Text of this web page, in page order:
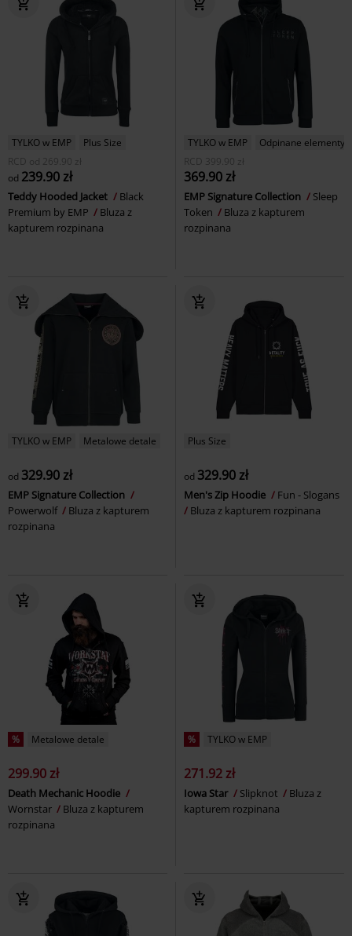
TYLKO w EMP
Plus Size
RCD
od 269.90 zł
od 239.90 zł
Teddy Hooded Jacket
Black
Premium by EMP
Bluza z
kapturem rozpinana
TYLKO w EMP
Odpinane elementy
RCD 399.90 zł
369.90 zł
EMP Signature Collection
Sleep
Token
Bluza z kapturem
rozpinana
TYLKO w EMP Metalowe detale
od 329.90 zł
EMP Signature Collection
Powerwolf
Bluza z kapturem
rozpinana
Plus Size
od 329.90 zł
Men's Zip Hoodie
Fun - Slogans
Bluza z kapturem rozpinana
% Metalowe detale
299.90 zł
Death Mechanic Hoodie
Wornstar
Bluza z kapturem
rozpinana
% TYLKO w EMP
271.92 zł
Iowa Star Slipknot
Bluza z
kapturem rozpinana